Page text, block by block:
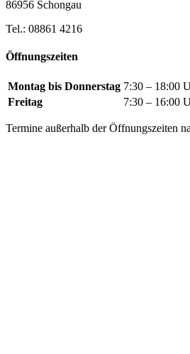
86956 Schongau
Tel.: 08861 4216
Öffnungszeiten
Montag bis Donnerstag 7:30 – 18:00
Freitag
7:30 – 16:00
Termine außerhalb der Öffnungszeiten